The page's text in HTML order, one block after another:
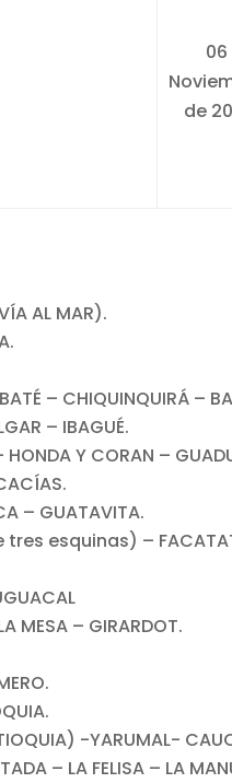
06
de
AL MAR).
– CHIQUINQUIRÁ –
– IBAGUÉ.
Y CORAN –
– GUATAVITA.
esquinas) –
MESA – GIRARDOT.
-YARUMAL-
– LA FELISA – LA